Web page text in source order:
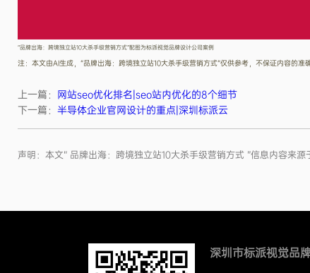
“​​品牌出海：跨境独立站10大杀手级营销方式”配图为标派视觉品牌设计公司案例
注：本文由AI生成，“​​品牌出海：跨境独立站10大杀手级营销方式”仅供参考，不保证内容的准
上一篇： 网站seo优化排名|seo站内优化的8个细节
下一篇： 半导体企业官网设计的重点|深圳标派云
声明：本文“ ​​品牌出海：跨境独立站10大杀手级营销方式 ”信息内容来
深圳市标派视觉品